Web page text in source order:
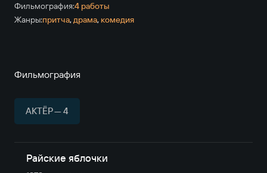
Фильмография:4 работы
Жанры:притча,драма, комедия
Фильмография
АКТЁР — 4
Райские яблочки